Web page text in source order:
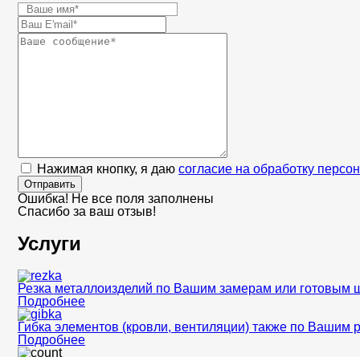
Нажимая кнопку, я даю согласие на обработку
Отправить
Ошибка! Не все поля заполнены
Спасибо за ваш отзыв!
Услуги
Резка металлоизделий по Вашим замерам или готовым
Подробнее
Гибка элементов (кровли, вентиляции) также по Вашим
Подробнее